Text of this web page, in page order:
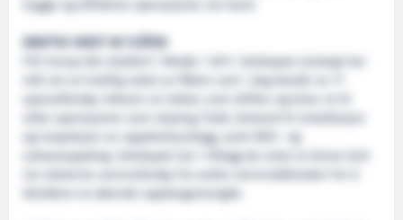
trygge og effektive operasjoner om bord.
KRAFTIG VEKST AV FLÅTEN
FSV Group ble etablert i Molde i 2011. Selskapet strategi har
mål om en kraftig vekst av flåten som i dag består av 11
spesialfartøy inklusiv en lekter, som driftes og leies ut til
ulike operasjoner som sleping, frakt, bistand til installasjon
og inspeksjon av oppdrettsanlegg, samt ROV- og
subseaoppdrag. Selskapet har i tillegg de siste to årene leid
inn eksterne servicefartøy fra andre servicebåtrederi for å
håndtere en økende oppdragsmengde.